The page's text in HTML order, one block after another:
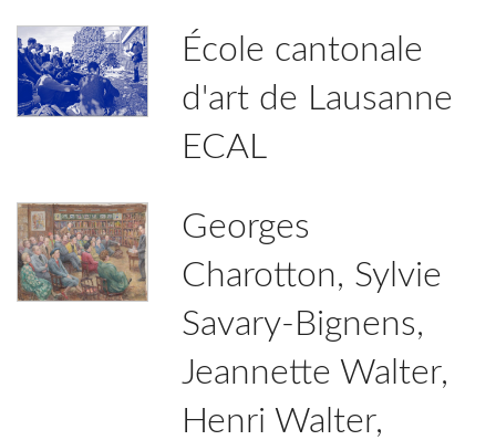
École cantonale
d'art de Lausanne
ECAL
Georges
Charotton, Sylvie
Savary-Bignens,
Jeannette Walter,
Henri Walter,